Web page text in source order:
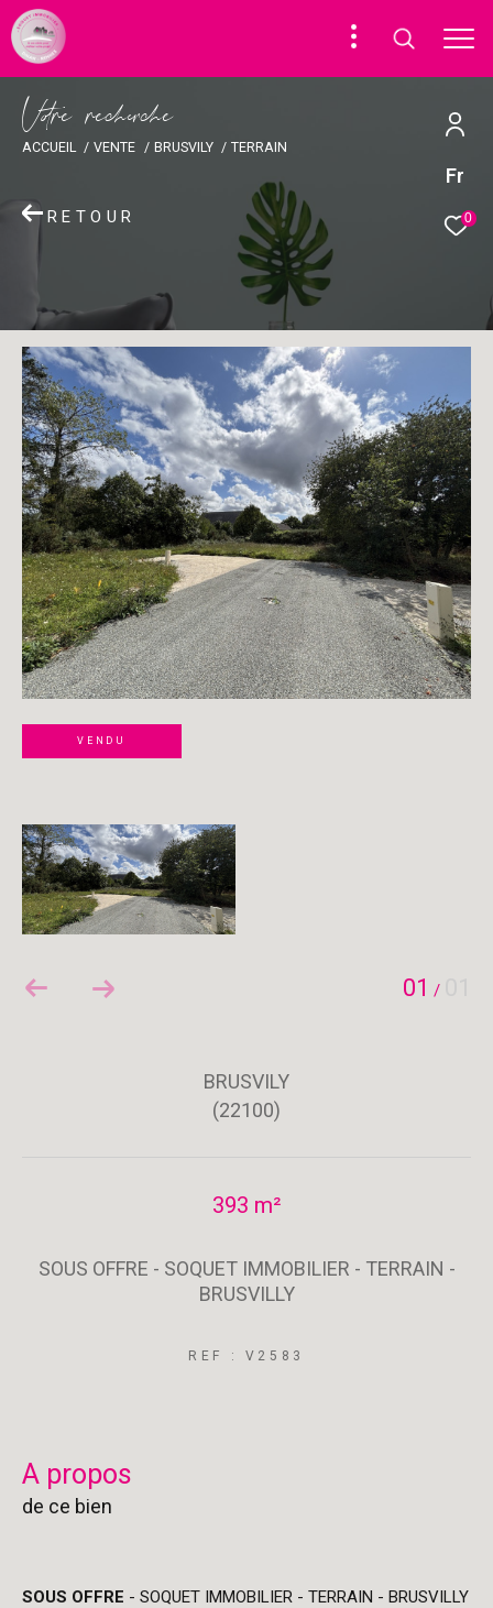
Fr
0
Vore recece
ACCUEIL VENTE BRUSVILY TERRAIN
RETOUR
VENDU
01 /
BRUSVILY
(22100)
393 m²
SOUS OFFRE - SOQUET IMMOBILIER - TERRAIN -
BRUSVILLY
REF : V2583
a propos
de ce bien
SOUS OFFRE - SOQUET IMMOBILIER - TERRAIN - BRUSVILLY